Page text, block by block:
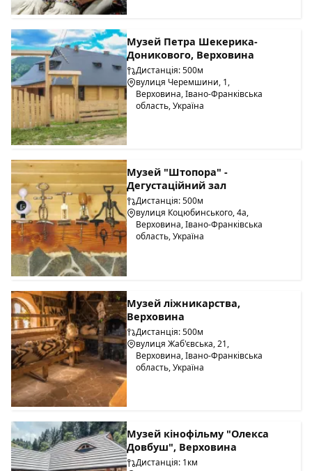
Музей Петра Шекерика-
Доникового, Верховина
Дистанція: 500м
вулиця Черемшини, 1,
Верховина, Івано-Франківська
область, Україна
Музей "Штопора" -
Дегустаційний зал
Дистанція: 500м
вулиця Коцюбинського, 4а,
Верховина, Івано-Франківська
область, Україна
Музей ліжникарства,
Верховина
Дистанція: 500м
вулиця Жаб'євська, 21,
Верховина, Івано-Франківська
область, Україна
Музей кінофільму "Олекса
Довбуш", Верховина
Дистанція: 1км